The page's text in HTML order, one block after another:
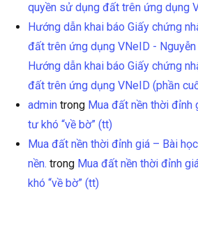
quyền sử dụng đất trên ứng dụng
Hướng dẫn khai báo Giấy chứng
đất trên ứng dụng VNeID - Nguyễn
Hướng dẫn khai báo Giấy chứng
đất trên ứng dụng VNeID (phần
admin trong Mua đất nền thời đỉnh
tư khó “về bờ” (tt)
Mua đất nền thời đỉnh giá – Bài
nền. trong Mua đất nền thời đỉnh
khó “về bờ” (tt)